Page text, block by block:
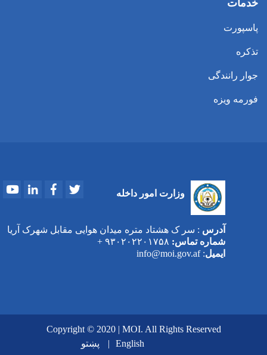
خدمات
پاسپورت
تذکره
جوار رانندگی
فورمه ویزه
وزارت امور داخله
YoutubeLinkedInFacebook
آدرس : سر ک هشتاد متره میدان هوایی مقابل شهرک آریا
شماره تماس:
ایمیل: info@moi.gov.af
Copyright © 2020 | MOI. All Rights Reserved
English
پښتو